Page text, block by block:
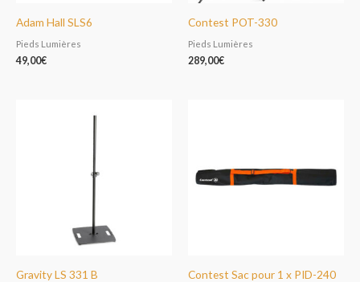
Adam Hall SLS6
Pieds Lumières
49,00€
Contest POT-330
Pieds Lumières
289,00€
Gravity LS 331 B Contest Sac pour 1 x PID-240